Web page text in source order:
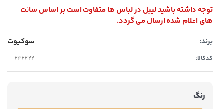
توجه داشته باشید لیبل در لباس ها متفاوت است بر اساس سانت
های اعلام شده ارسال می گردد.
برند:
سوکیوت
کدکالا:
رنگ